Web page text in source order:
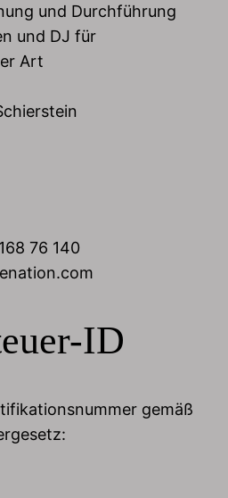
und Durchführung
und DJ für
Art
76 140
ID
gemäß